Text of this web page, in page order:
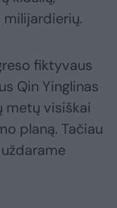
fiktyvaus
Qin Yinglinas
metų visiškai
planą. Tačiau